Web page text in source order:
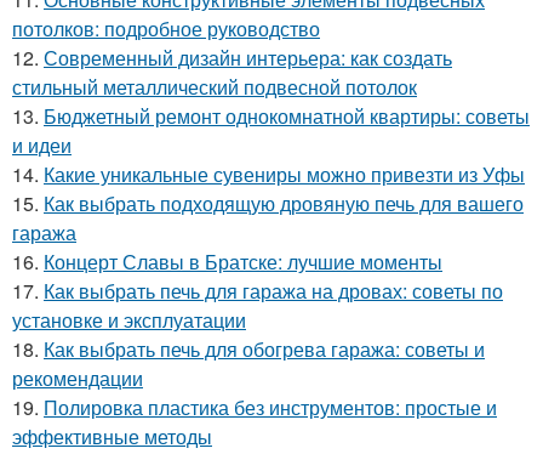
потолков: подробное руководство
12. Современный дизайн интерьера: как создать
стильный металлический подвесной потолок
13. Бюджетный ремонт однокомнатной квартиры: советы
и идеи
14. Какие уникальные сувениры можно привезти из Уфы
15. Как выбрать подходящую дровяную печь для вашего
гаража
16. Концерт Славы в Братске: лучшие моменты
17. Как выбрать печь для гаража на дровах: советы по
установке и эксплуатации
18. Как выбрать печь для обогрева гаража: советы и
рекомендации
19. Полировка пластика без инструментов: простые и
эффективные методы